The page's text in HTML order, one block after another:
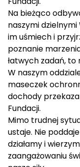
Na bieżąco
naszymi
im uśmiech i
poznanie
łatwych zadań, to
W naszym
maseczek
dochody
Fundacji.
Mimo trudnej
ustaje. Nie
działamy i
zaangażowaniu